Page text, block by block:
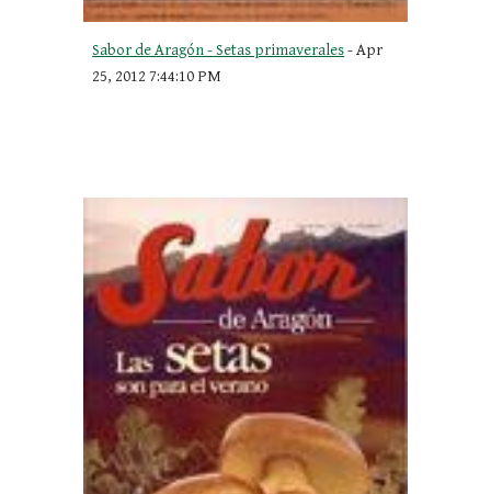
Sabor de Aragón - Setas primaverales - Apr
25, 2012 7:44:10 PM